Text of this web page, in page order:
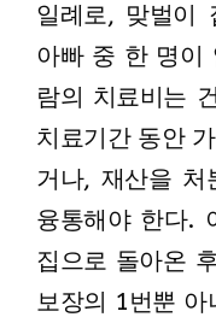
일례로, 맞벌이
아빠 중 한 명이
람의 치료비는
치료기간 동안
거나, 재산을 처
융통해야 한다.
집으로 돌아온
보장의 1번뿐